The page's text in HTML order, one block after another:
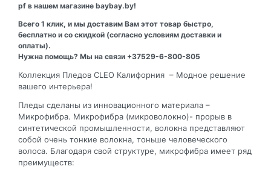
pf в нашем магазине baybay.by!
Всего 1 клик, и мы доставим Вам этот товар быстро,
бесплатно и со скидкой (согласно условиям доставки и
оплаты).
Нужна помощь? Мы на связи +37529-6-800-805
Коллекция Пледов CLEO Калифорния – Модное решение
вашего интерьера!
Пледы сделаны из инновационного материала –
Микрофибра. Микрофибра (микроволокно)- прорыв в
синтетической промышленности, волокна представляют
собой очень тонкие волокна, тоньше человеческого
волоса. Благодаря свой структуре, микрофибра имеет ряд
преимуществ: